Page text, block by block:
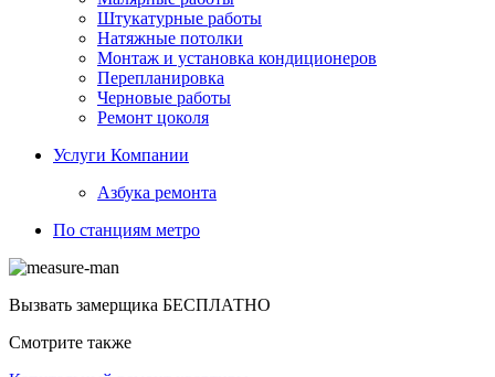
Штукатурные работы
Натяжные потолки
Монтаж и установка кондиционеров
Перепланировка
Черновые работы
Ремонт цоколя
Услуги Компании
Азбука ремонта
По станциям метро
Вызвать замерщика БЕСПЛАТНО
Смотрите также